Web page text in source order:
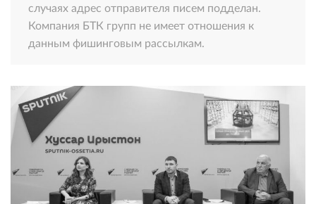
случаях адрес отправителя писем подделан.
Компания БТК групп не имеет отношения к
данным фишинговым рассылкам.